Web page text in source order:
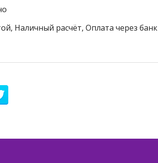
Наличный расчёт, Оплата через банк